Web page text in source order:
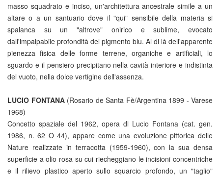
masso squadrato e inciso, un'architettura ancestrale simile a un
altare o a un santuario dove il "qui" sensibile della materia si
spalanca su un "altrove" onirico e sublime, evocato
dall'impalpabile profondità del pigmento blu. Al di là dell'apparente
pienezza fisica delle forme terrene, organiche e artificiali, lo
sguardo e il pensiero precipitano nella cavità interiore e indistinta
del vuoto, nella dolce vertigine dell'assenza.
LUCIO FONTANA (Rosario de Santa Fè/Argentina 1899 - Varese
1968)
Concetto spaziale del 1962, opera di Lucio Fontana (cat. gen.
1986, n. 62 O 44), appare come una evoluzione pittorica delle
Nature realizzate in terracotta (1959-1960), con la sua densa
superficie a olio rosa su cui riecheggiano le incisioni concentriche
e il rilievo plastico aperto sullo squarcio profondo, un "taglio"